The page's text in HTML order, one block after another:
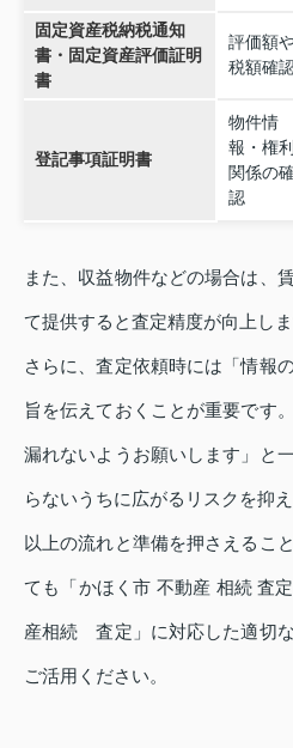
固定資産税納税通知
書・固定資産評価証明
書
評価額
税額確
登記事項証明書
物件情
報・権利
関係の
認
また、収益物件などの場合は、
て提供すると査定精度が向上しま
さらに、査定依頼時には「情報
旨を伝えておくことが重要です
漏れないようお願いします」と
らないうちに広がるリスクを抑え
以上の流れと準備を押さえるこ
ても「かほく市 不動産 相続 査
産相続 査定」に対応した適切
ご活用ください。